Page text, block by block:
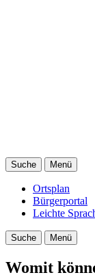
Suche Menü
Ortsplan
Bürgerportal
Leichte
Suche Menü
Womit